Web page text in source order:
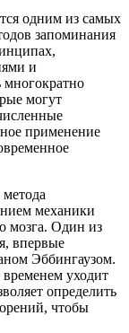
одним из самых
запоминания
и
могут
применение
механики
мозга. Один из
впервые
Эббингаузом.
уходит
определить
чтобы